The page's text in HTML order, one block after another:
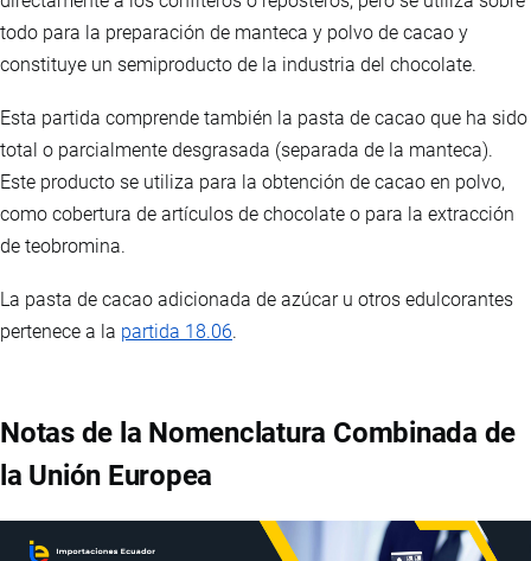
todo para la preparación de manteca y polvo de cacao y
constituye un semiproducto de la industria del chocolate.
Esta partida comprende también la pasta de cacao que ha sido
total o parcialmente desgrasada (separada de la manteca).
Este producto se utiliza para la obtención de cacao en polvo,
como cobertura de artículos de chocolate o para la extracción
de teobromina.
La pasta de cacao adicionada de azúcar u otros edulcorantes
pertenece a la partida 18.06.
Notas de la Nomenclatura Combinada de
la Unión Europea